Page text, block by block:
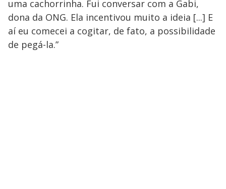
uma cachorrinha. Fui conversar com a Gabi,
dona da ONG. Ela incentivou muito a ideia [...] E
aí eu comecei a cogitar, de fato, a possibilidade
de pegá-la.”